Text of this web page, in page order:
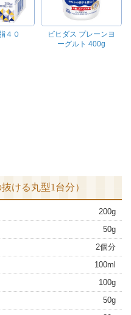
４０
ビヒダス プレーンヨ
ーグルト 400g
ける丸型1台分）
200g
50g
2個分
100ml
100g
50g